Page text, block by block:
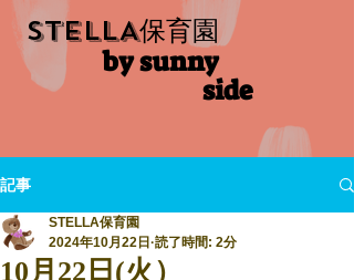
STELLA保育園
by sunny
side​
記事
10月22日(火）
STELLA保育園
2024年10月22日 読了時間: 2分